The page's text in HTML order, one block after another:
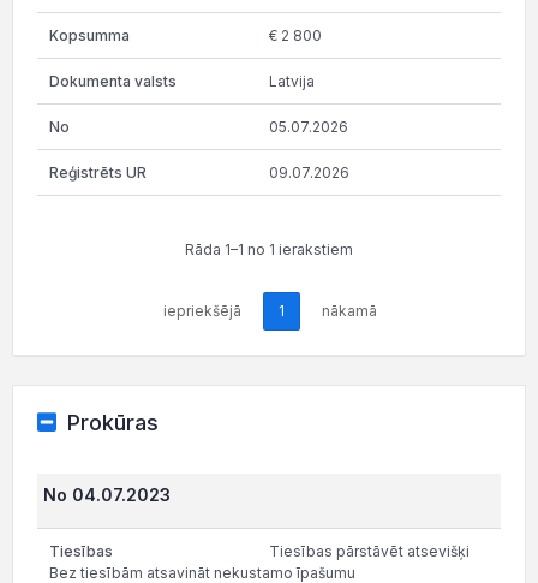
€ 2 800
Latvija
05.07.2026
09.07.2026
Rāda 1–1 no 1 ierakstiem
iepriekšējā 1 nākamā
Prokūras
No 04.07.2023
Tiesības pārstāvēt atsevišķi
Bez tiesībām atsavināt nekustamo īpašumu